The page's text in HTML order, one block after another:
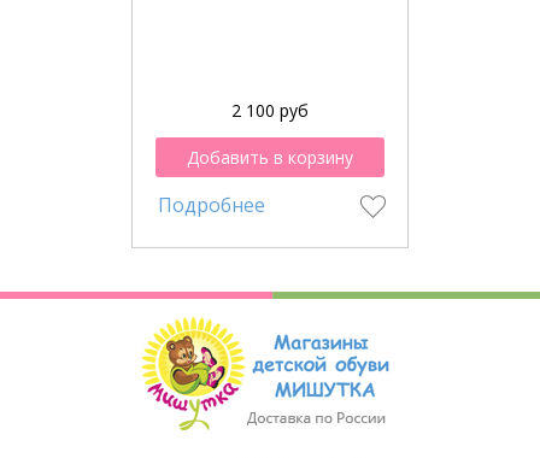
2 100 руб
Добавить в корзину
Подробнее